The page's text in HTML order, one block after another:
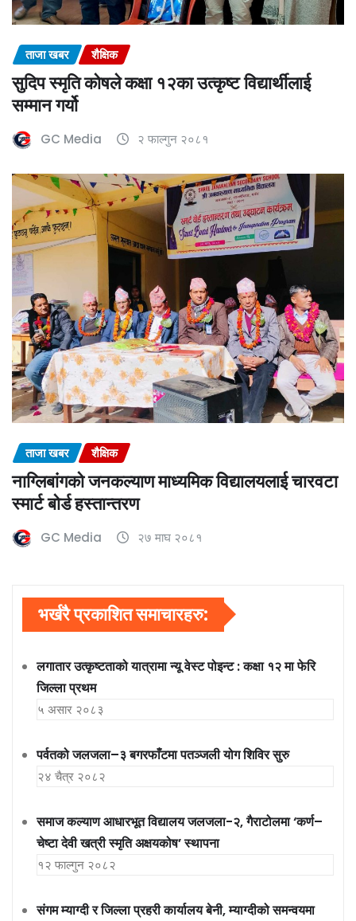
ताजा खबर शैक्षिक
सुदिप स्मृति कोषले कक्षा १२का उत्कृष्ट विद्यार्थीलाई
सम्मान गर्यो
GC Media २ फाल्गुन २०८१
ताजा खबर शैक्षिक
नाग्लिबांगको जनकल्याण माध्यमिक विद्यालयलाई चारवटा
स्मार्ट बोर्ड हस्तान्तरण
GC Media २७ माघ २०८१
भर्खरै प्रकाशित समाचारहरु:
लगातार उत्कृष्टताको यात्रामा न्यू वेस्ट पोइन्ट : कक्षा १२ मा फेरि
जिल्ला प्रथम
५ असार २०८३
पर्वतको जलजला–३ बगरफाँटमा पतञ्जली योग शिविर सुरु
२४ चैत्र २०८२
समाज कल्याण आधारभूत विद्यालय जलजला-२, गैराटोलमा ‘कर्ण–
चेष्टा देवी खत्री स्मृति अक्षयकोष’ स्थापना
१२ फाल्गुन २०८२
संगम म्याग्दी र जिल्ला प्रहरी कार्यालय बेनी, म्याग्दीको समन्वयमा